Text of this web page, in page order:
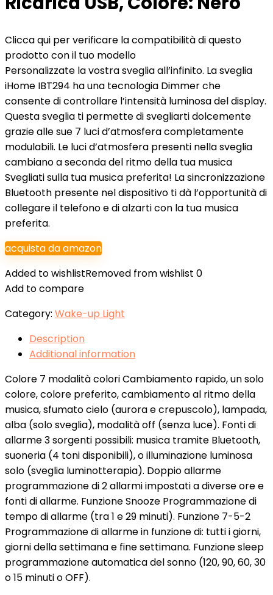
Clicca qui per verificare la compatibilità di questo
prodotto con il tuo modello
Personalizzate la vostra sveglia all’infinito. La sveglia
iHome IBT294 ha una tecnologia Dimmer che
consente di controllare l’intensità luminosa del display.
Questa sveglia ti permette di svegliarti dolcemente
grazie alle sue 7 luci d’atmosfera completamente
modulabili. Le luci d’atmosfera presenti nella sveglia
cambiano a seconda del ritmo della tua musica
Svegliati sulla tua musica preferita! La sincronizzazione
Bluetooth presente nel dispositivo ti dà l’opportunità di
collegare il telefono e di alzarti con la tua musica
preferita.
acquista da amazon
Added to wishlistRemoved from wishlist 0
Add to compare
Category: Wake-up Light
Description
Additional information
Colore 7 modalità colori Cambiamento rapido, un solo
colore, colore preferito, cambiamento al ritmo della
musica, sfumato cielo (aurora e crepuscolo), lampada,
alba (solo sveglia), modalità off (senza luce). Fonti di
allarme 3 sorgenti possibili: musica tramite Bluetooth,
suoneria (4 toni disponibili), o illuminazione luminosa
solo (sveglia luminotterapia). Doppio allarme
programmazione di 2 allarmi impostati a diverse ore e
fonti di allarme. Funzione Snooze Programmazione di
tempo di allarme (tra 1 e 29 minuti). Funzione 7-5-2
Programmazione di allarme in funzione di: tutti i giorni,
giorni della settimana e fine settimana. Funzione sleep
programmazione automatica del sonno (120, 90, 60, 30
o 15 minuti o OFF).